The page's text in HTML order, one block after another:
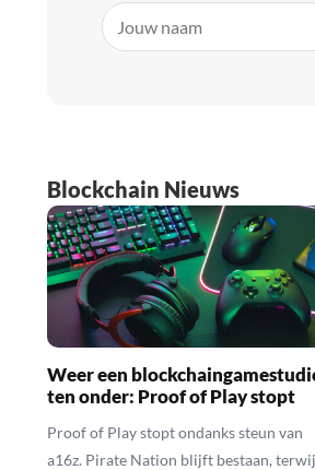
Blockchain Nieuws
Weer een
ten onder: Proof of Play stopt
Proof of Play stopt ondanks steun van
a16z. Pirate Nation blijft bestaan,